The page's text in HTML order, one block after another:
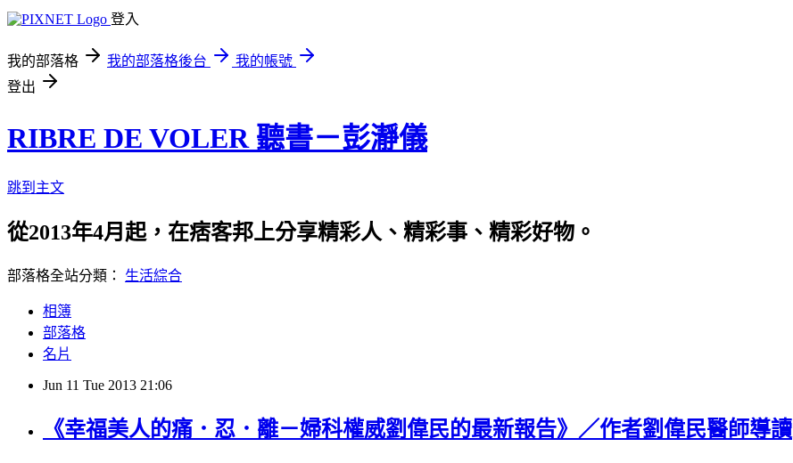
登入
我的部落格 我的部落格後台
我的帳號
登出
RIBRE DE VOLER 聽書－彭瀞儀
跳到主文
從2013年4月起，在痞客邦上分享精彩人、精彩事、精彩好物。
部落格全站分類： 生活綜合
相簿
部落格
名片
Jun 11 Tue 2013 21:06
《幸福美人的痛．忍．離－婦科權威劉偉民的最新報告》／作者劉偉民醫師導讀